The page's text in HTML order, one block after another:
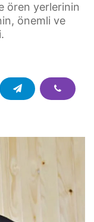
ören yerlerinin
önemli ve